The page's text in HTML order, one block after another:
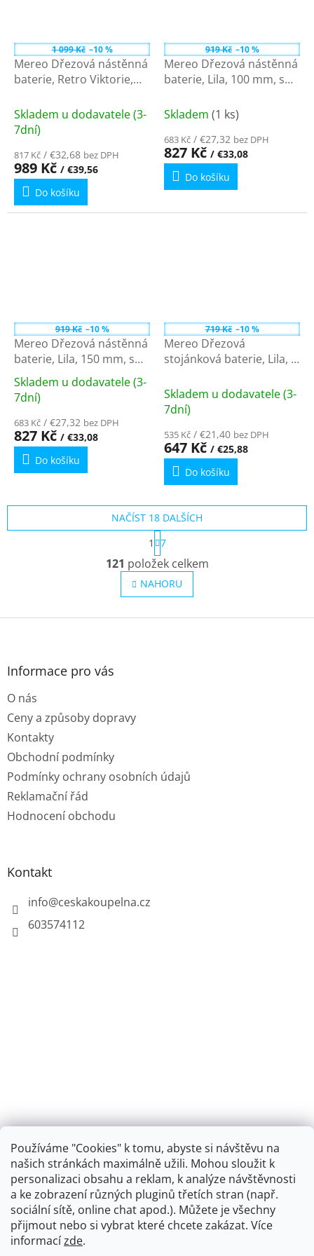
Používáme "Cookies" k tomu, abyste si návštěvu na
našich stránkách maximálně užili. Mohou sloužit k
personalizaci obsahu a reklam, k analýze návštěvnosti
a ke zobrazení různých pluginů třetích stran (např.
sociální sítě, online chat apod.). Můžete je všechny
přijmout nebo si vybrat které chcete zakázat. Více
informacízde.
1 099 Kč –10 %
Mereo Dřezová nástěnná
baterie, Retro Viktorie,
trubkovým o 18 mm - 200
mm CBL301A
Skladem u dodavatele (3-
7dní)
817 Kč / €32,68 bez DPH
989 Kč / €39,56
Do košíku
919 Kč –10 %
Mereo Dřezová nástěnná
baterie, Lila, 100 mm, s
rovným 210 mm, chrom
CBEE302A
Skladem (1 ks)
683 Kč / €27,32 bez DPH
827 Kč / €33,08
Do košíku
919 Kč –10 %
Mereo Dřezová nástěnná
baterie, Lila, 150 mm, s
ramínkem plochým
rovným 160 mm, chrom
CBEE30202
Průměrné
hodnocení
produktu
je
5,0
z
Skladem u dodavatele (3-
7dní)
683 Kč / €27,32 bez DPH
827 Kč / €33,08
Do košíku
719 Kč –10 %
Mereo Dřezová
stojánková baterie, Lila, s
mm, chrom CBEE20101
Skladem u dodavatele (3-
7dní)
535 Kč / €21,40 bez DPH
647 Kč / €25,88
Do košíku
O
v
l
á
a
s
NAČÍST 18 DALŠÍCH
S
t
r
á
n
k
v
1 7
121 položek celkem
NAHORU
Z
Informace pro vás
O nás
Ceny a způsoby dopravy
Kontakty
Obchodní podmínky
Podmínky ochrany osobních údajů
Reklamační řád
Hodnocení obchodu
Kontakt
info@ceskakoupelna.cz
603574112
Retro koupelna